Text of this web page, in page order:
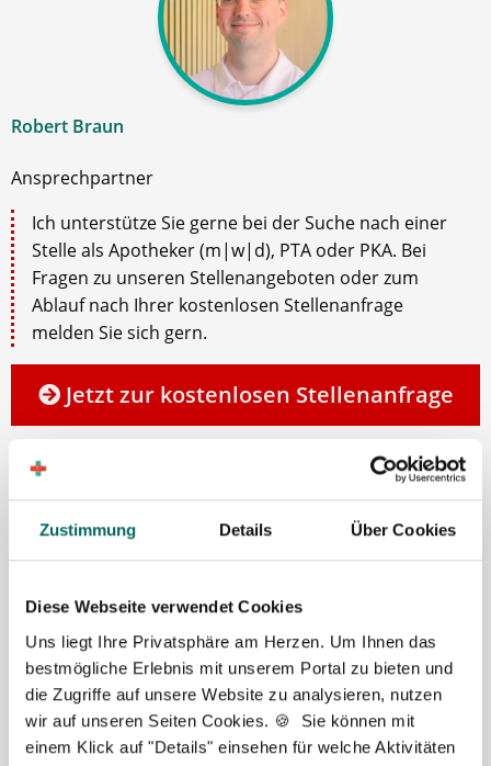
Zustimmung Details Über Cookies
Diese Webseite verwendet Cookies
Uns liegt Ihre Privatsphäre am Herzen. Um Ihnen das
bestmögliche Erlebnis mit unserem Portal zu bieten und
die Zugriffe auf unsere Website zu analysieren, nutzen
wir auf unseren Seiten Cookies. 🍪 Sie können mit
einem Klick auf "Details" einsehen für welche Aktivitäten
Robert Braun
Ansprechpartner
Ich unterstütze Sie gerne bei der Suche nach einer
Stelle als Apotheker (m|w|d), PTA oder PKA. Bei
Fragen zu unseren Stellenangeboten oder zum
Ablauf nach Ihrer kostenlosen Stellenanfrage
melden Sie sich gern.
Jetzt zur kostenlosen Stellenanfrage
Kontakt
Tel.: +49 (0) 521 / 911 730 37
Fax: +49 (0) 521 / 911 730 31
hallo@deutscher-apotheker-service.de